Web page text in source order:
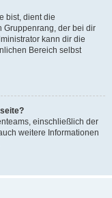
bist, dient die
Gruppenrang, der bei dir
kann dir die
Bereich selbst
einschließlich der
weitere Informationen